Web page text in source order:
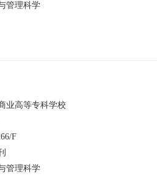
管理科学
业高等专科学校
F
管理科学